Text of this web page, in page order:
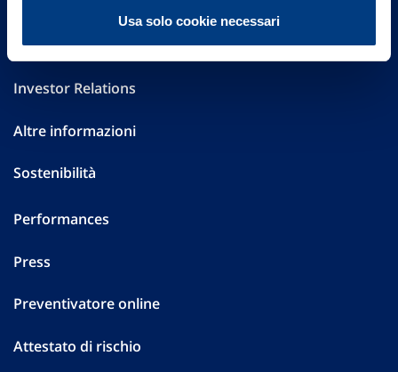
Usa solo cookie necessari
Governance
Investor Relations
Altre informazioni
Sostenibilità
Performances
Press
Preventivatore online
Attestato di rischio